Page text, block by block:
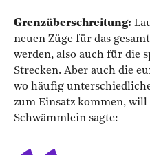
Grenzüberschreitung:
neuen Züge für das
werden, also auch für die
Strecken. Aber auch die
wo häufig
zum Einsatz kommen, will
Schwämmlein sagte: